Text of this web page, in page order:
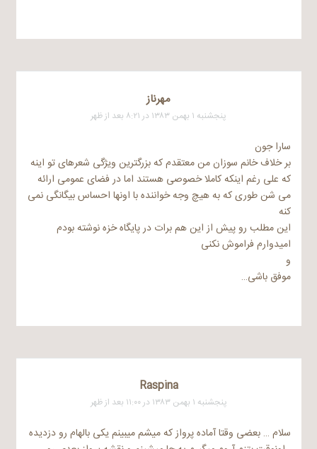
مهرناز
پنجشنبه ۱ بهمن ۱۳۸۳ در ۸:۲۱ بعد از ظهر
سارا جون
بر خلاف خانم سوزان من معتقدم که بزرگترین ویژگی شعرهای تو اینه
که علی رغم اینکه کاملا خصوصی هستند اما در فضای عمومی ارائه
می شن طوری که به هیچ وجه خواننده با اونها احساس بیگانگی نمی
کنه
این مطلب رو پیش از این هم برات در پایگاه خزه نوشته بودم
امیدوارم فراموش نکنی
و
موفق باشی…
Raspina
پنجشنبه ۱ بهمن ۱۳۸۳ در ۱۱:۰۰ بعد از ظهر
سلام … بعضی وقتا آماده پرواز که میشم میبینم یکی بالهام رو دزدیده